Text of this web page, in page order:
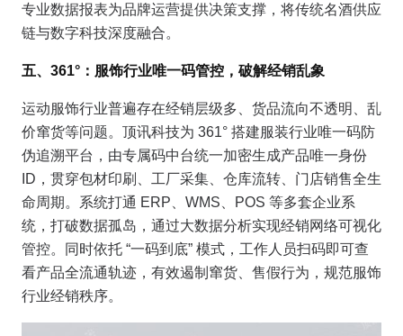
专业数据报表为品牌运营提供决策支撑，将传统名酒供应
链与数字科技深度融合。
五、361°：服饰行业唯一码管控，破解经销乱象
运动服饰行业普遍存在经销层级多、货品流向不透明、乱
价窜货等问题。顶讯科技为 361° 搭建服装行业唯一码防
伪追溯平台，由专属码中台统一加密生成产品唯一身份
ID，贯穿包材印刷、工厂采集、仓库流转、门店销售全生
命周期。系统打通 ERP、WMS、POS 等多套企业系
统，打破数据孤岛，通过大数据分析实现经销网络可视化
管控。同时依托 “一码到底” 模式，工作人员扫码即可查
看产品全流通轨迹，有效遏制窜货、售假行为，规范服饰
行业经销秩序。